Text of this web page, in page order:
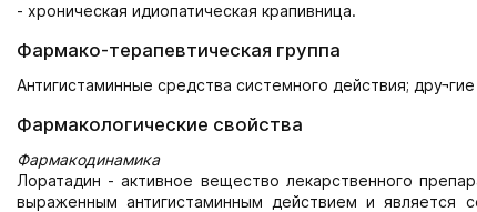
- хроническая идиопатическая крапивница.
Фармако-терапевтическая группа
Антигистаминные средства системного действия;
Фармакологические свойства
Фармакодинамика
Лоратадин - активное вещество лекарственного
выраженным антигистаминным действием и является